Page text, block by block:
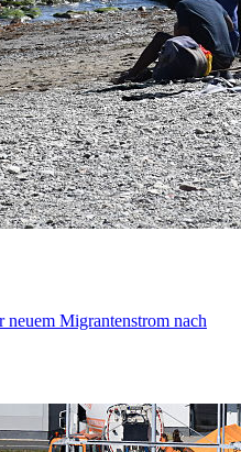
neuem Migrantenstrom nach